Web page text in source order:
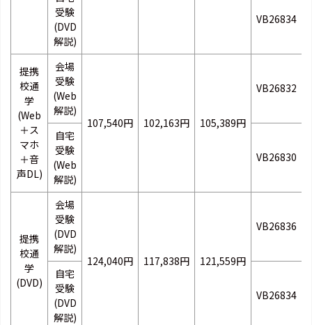
受験
(DVD
解説)
VB26834
提携
校通
学
(Web
＋ス
マホ
＋音
声DL)
会場
受験
(Web
解説)
107,540円
102,163円 105,389円
VB26832
自宅
受験
(Web
解説)
VB26830
提携
校通
学
(DVD)
会場
受験
(DVD
解説)
124,040円
117,838円 121,559円
VB26836
自宅
受験
(DVD
解説)
VB26834